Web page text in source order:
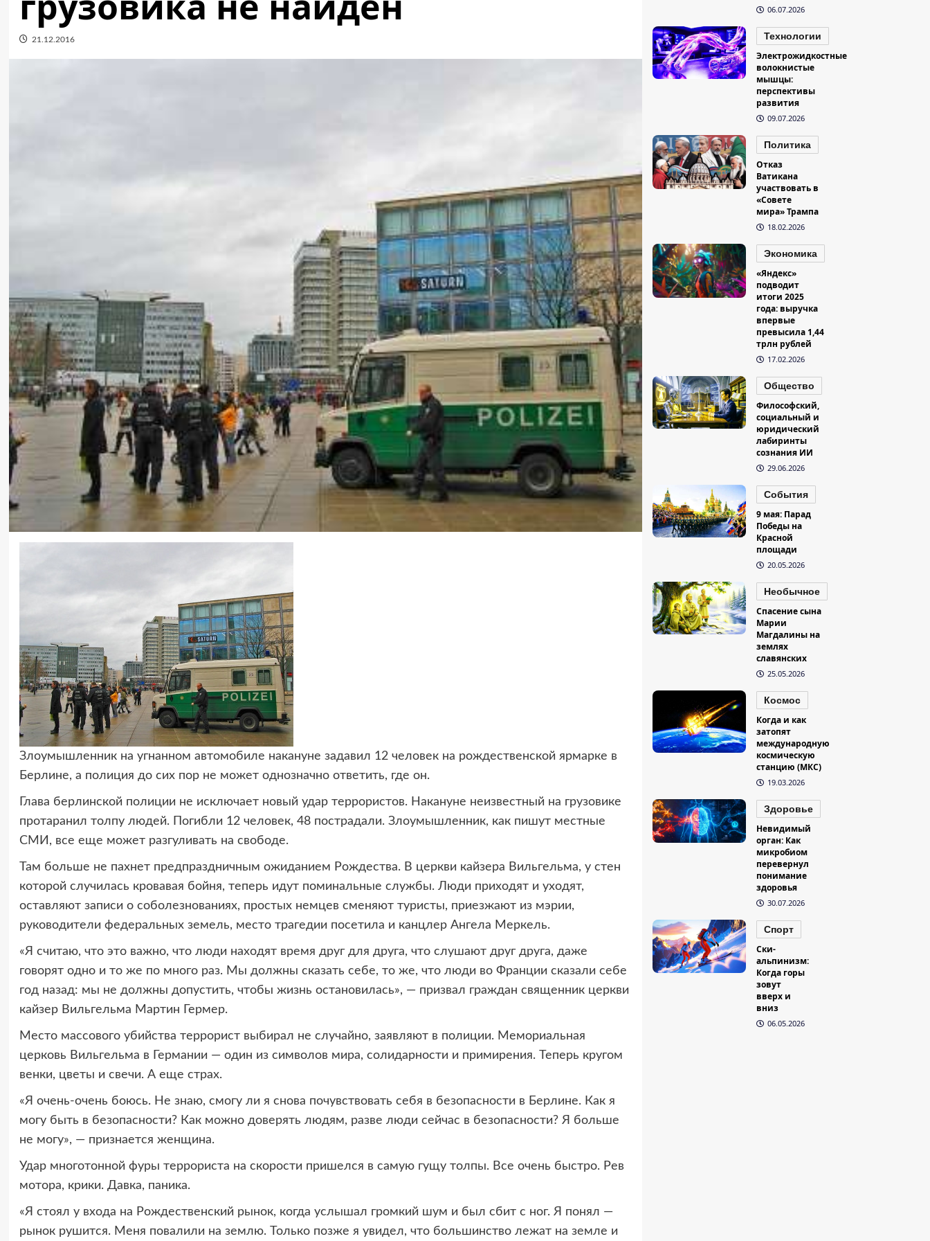
21.12.2016
Злоумышленник на угнанном автомобиле накануне задавил 12 человек на рождественской ярмарке в
Берлине, а полиция до сих пор не может однозначно ответить, где он.
Глава берлинской полиции не исключает новый удар террористов. Накануне неизвестный на грузовике
протаранил толпу людей. Погибли 12 человек, 48 пострадали. Злоумышленник, как пишут местные
СМИ, все еще может разгуливать на свободе.
Там больше не пахнет предпраздничным ожиданием Рождества. В церкви кайзера Вильгельма, у стен
которой случилась кровавая бойня, теперь идут поминальные службы. Люди приходят и уходят,
оставляют записи о соболезнованиях, простых немцев сменяют туристы, приезжают из мэрии,
руководители федеральных земель, место трагедии посетила и канцлер Ангела Меркель.
«Я считаю, что это важно, что люди находят время друг для друга, что слушают друг друга, даже
говорят одно и то же по много раз. Мы должны сказать себе, то же, что люди во Франции сказали себе
год назад: мы не должны допустить, чтобы жизнь остановилась», — призвал граждан священник церкви
кайзер Вильгельма Мартин Гермер.
Место массового убийства террорист выбирал не случайно, заявляют в полиции. Мемориальная
церковь Вильгельма в Германии — один из символов мира, солидарности и примирения. Теперь кругом
венки, цветы и свечи. А еще страх.
«Я очень-очень боюсь. Не знаю, смогу ли я снова почувствовать себя в безопасности в Берлине. Как я
могу быть в безопасности? Как можно доверять людям, разве люди сейчас в безопасности? Я больше
не могу», — признается женщина.
Удар многотонной фуры террориста на скорости пришелся в самую гущу толпы. Все очень быстро. Рев
мотора, крики. Давка, паника.
«Я стоял у входа на Рождественский рынок, когда услышал громкий шум и был сбит с ног. Я понял —
рынок рушится. Меня повалили на землю. Только позже я увидел, что большинство лежат на земле и
06.07.2026
Технологии
Электрожидкостные
волокнистые
мышцы:
перспективы
развития
09.07.2026
Политика
Отказ
Ватикана
участвовать в
«Совете
мира» Трампа
18.02.2026
Экономика
«Яндекс»
подводит
итоги 2025
года: выручка
впервые
превысила 1,44
трлн рублей
17.02.2026
Общество
Философский,
социальный и
юридический
лабиринты
сознания ИИ
29.06.2026
События
9 мая: Парад
Победы на
Красной
площади
20.05.2026
Необычное
Спасение сына
Марии
Магдалины на
землях
славянских
25.05.2026
Космос
Когда и как
затопят
международную
космическую
станцию (МКС)
19.03.2026
Здоровье
Невидимый
орган: Как
микробиом
перевернул
понимание
здоровья
30.07.2026
Спорт
Ски-
альпинизм:
Когда горы
зовут
вверх и
вниз
06.05.2026